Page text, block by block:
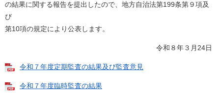
の結果に関する報告を提出したので、地方自治法第199条第９項及
び
第10項の規定により公表します。
令和８年３月24日
令和７年度定期監査の結果及び監査意見
令和７年度臨時監査の結果